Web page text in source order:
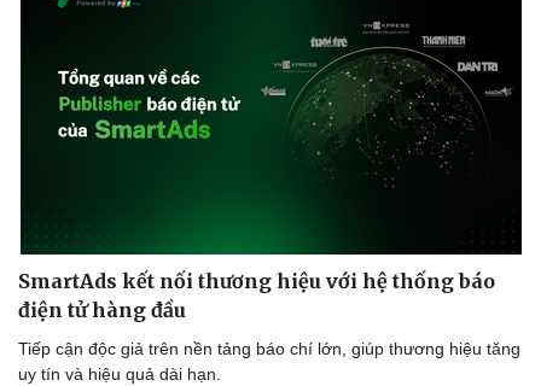
SmartAds kết nối thương hiệu với hệ thống báo
điện tử hàng đầu
Tiếp cận độc giả trên nền tảng báo chí lớn, giúp thương hiệu tăng
uy tín và hiệu quả dài hạn.